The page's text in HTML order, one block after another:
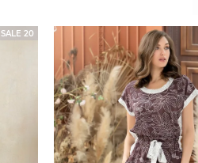
SALE 20